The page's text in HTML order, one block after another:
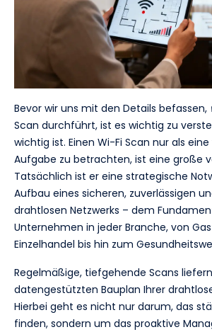
Bevor wir uns mit den Details befassen,
Scan durchführt, ist es wichtig zu
wichtig ist. Einen Wi-Fi Scan nur als
Aufgabe zu betrachten, ist eine große
Tatsächlich ist er eine strategische
Aufbau eines sicheren, zuverlässigen
drahtlosen Netzwerks – dem
Unternehmen in jeder Branche, von
Einzelhandel bis hin zum
Regelmäßige, tiefgehende Scans
datengestützten Bauplan Ihrer
Hierbei geht es nicht nur darum, das
finden, sondern um das proaktive